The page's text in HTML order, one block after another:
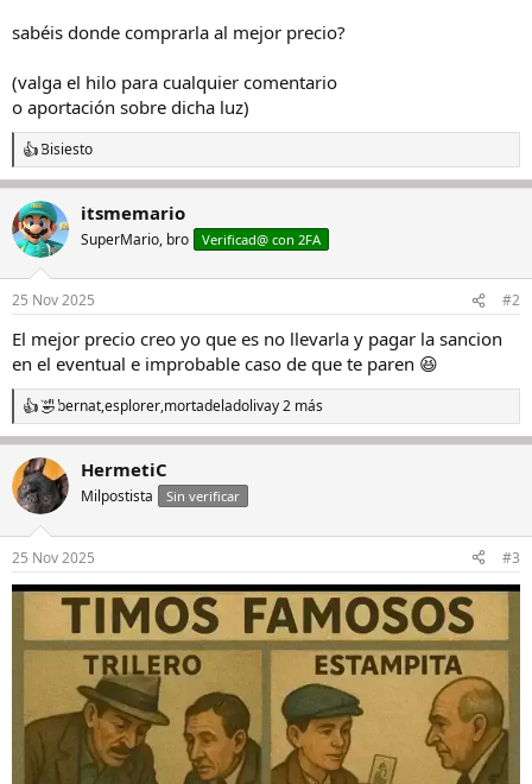
sabéis donde comprarla al mejor precio?
(valga el hilo para cualquier comentario
o aportación sobre dicha luz)
R
e
a
c
c
i
e
:
Bisiesto
itsmemario
SuperMario, bro Verificad@ con 2FA
25 Nov 2025 #2
El mejor precio creo yo que es no llevarla y pagar la sancion
en el eventual e improbable caso de que te paren 😆
R
e
c
c
i
e
s
bernat,esplorer,mortadeladolivay 2 más
HermetiC
Milpostista Sin verificar
25 Nov 2025 #3